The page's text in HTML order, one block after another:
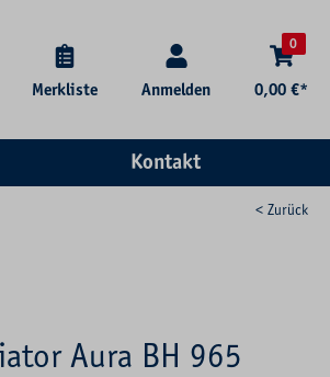
Merkliste Anmelden
0
0,00 €*
Kontakt
< Zurück
Aura BH 965